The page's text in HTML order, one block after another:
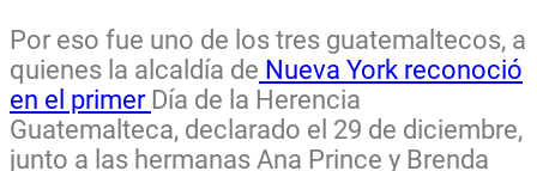
Por eso fue uno de los tres guatemaltecos, a
quienes la alcaldía de Nueva York reconoció
en el primer Día de la Herencia
Guatemalteca, declarado el 29 de diciembre,
junto a las hermanas Ana Prince y Brenda